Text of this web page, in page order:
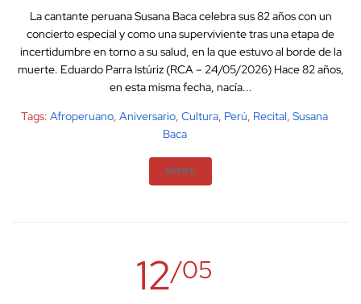
La cantante peruana Susana Baca celebra sus 82 años con un
concierto especial y como una superviviente tras una etapa de
incertidumbre en torno a su salud, en la que estuvo al borde de la
muerte. Eduardo Parra Istúriz (RCA – 24/05/2026) Hace 82 años,
en esta misma fecha, nacía...
Tags: Afroperuano, Aniversario, Cultura, Perú, Recital, Susana
Baca
MORE
12/05